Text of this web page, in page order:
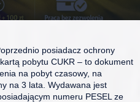
posiadacz ochrony
pobytu CUKR – to dokument
na pobyt czasowy, na
na 3 lata. Wydawana jest
numeru PESEL ze